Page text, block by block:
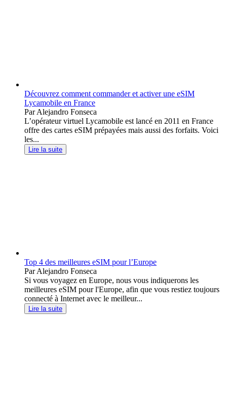
Découvrez comment commander et activer une eSIM
Lycamobile en France
Par Alejandro Fonseca
L’opérateur virtuel Lycamobile est lancé en 2011 en France
offre des cartes eSIM prépayées mais aussi des forfaits. Voici
les...
Lire la suite
Top 4 des meilleures eSIM pour l’Europe
Par Alejandro Fonseca
Si vous voyagez en Europe, nous vous indiquerons les
meilleures eSIM pour l'Europe, afin que vous restiez toujours
connecté à Internet avec le meilleur...
Lire la suite